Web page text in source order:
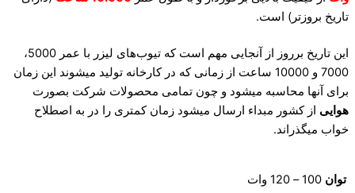
تاریخ بروزتر) است.
این تاریخ برروز از آنجایی مهم است که تیوب‌های لیزر با عمر 5000،
7000 و 10000 ساعت از زمانی که در کارخانه تولید میشوند این زمان
برای آنها محاسبه میشود و چون تمامی محصولات شرکت بصورت
هوایی از کشور مبداء ارسال میشود زمان کمتری را در به اصطلاح
خواب میگذراند.
توان 100 – 120 وات